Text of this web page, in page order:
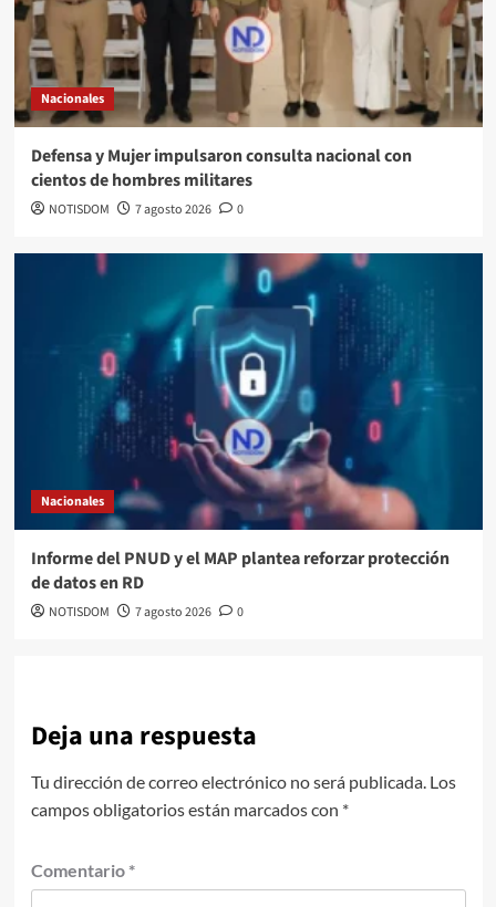
Nacionales
Defensa y Mujer impulsaron consulta nacional con
cientos de hombres militares
NOTISDOM 7 agosto 2026 0
Nacionales
Informe del PNUD y el MAP plantea reforzar protección
de datos en RD
NOTISDOM 7 agosto 2026 0
Deja una respuesta
Tu dirección de correo electrónico no será publicada. Los
campos obligatorios están marcados con *
Comentario *